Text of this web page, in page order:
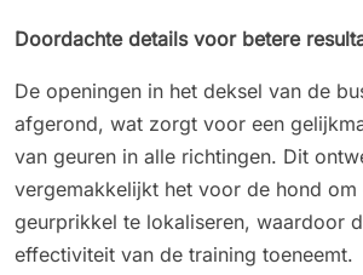
Doordachte details voor betere
De openingen in het deksel van de
afgerond, wat zorgt voor een
van geuren in alle richtingen. Dit
vergemakkelijkt het voor de hond
geurprikkel te lokaliseren, waardoor
effectiviteit van de training toeneemt.